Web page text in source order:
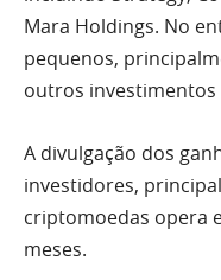
Mara Holdings. No
pequenos,
outros
A divulgação dos
investidores,
criptomoedas opera
meses.